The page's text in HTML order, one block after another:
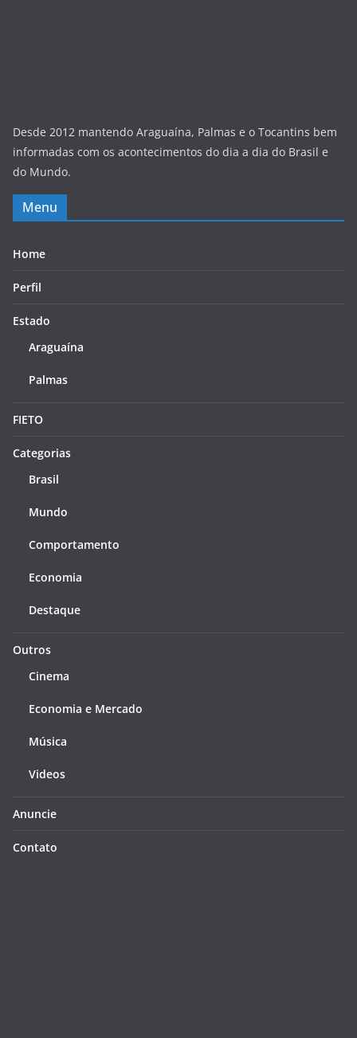
Desde 2012 mantendo Araguaína, Palmas e o Tocantins bem
informadas com os acontecimentos do dia a dia do Brasil e
do Mundo.
Menu
Home
Perfil
Estado
Araguaína
Palmas
FIETO
Categorias
Brasil
Mundo
Comportamento
Economia
Destaque
Outros
Cinema
Economia e Mercado
Música
Videos
Anuncie
Contato